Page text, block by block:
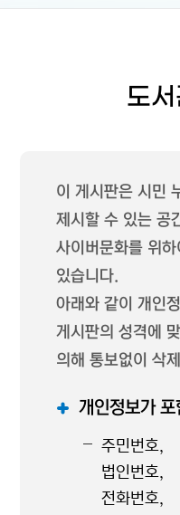
도
이 게시판은 시민
제시할 수 있는 공
사이버문화를 위
있습니다.
아래와 같이 개인
게시판의 성격에
의해 통보없이 삭
개인정보가
주민번호,
법인번
전화번호,